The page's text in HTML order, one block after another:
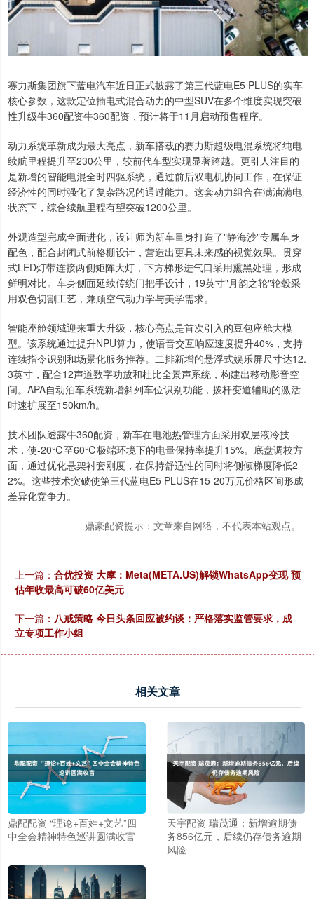
赛力斯集团旗下蓝电汽车近日正式披露了第三代蓝电E5 PLUS的实车
核心参数，这款定位插电式混合动力的中型SUV在多个维度实现突破
性升级牛360配资牛360配资，预计将于11月启动预售程序。
动力系统革新成为最大亮点，新车搭载的赛力斯超级电混系统将纯电
续航里程提升至230公里，较前代车型实现显著跨越。更引人注目的
是新增的智能电混全时四驱系统，通过前后双电机协同工作，在保证
经济性的同时强化了复杂路况的通过能力。这套动力组合在满油满电
状态下，综合续航里程有望突破1200公里。
外观造型完成全面进化，设计师为新车量身打造了"静海沙"专属车身
配色，配合封闭式前格栅设计，营造出更具未来感的视觉效果。贯穿
式LED灯带连接两侧矩阵大灯，下方梯形进气口采用熏黑处理，形成
鲜明对比。车身侧面延续传统门把手设计，19英寸"月韵之轮"轮毂采
用双色切割工艺，兼顾空气动力学与美学需求。
智能座舱领域迎来重大升级，核心亮点是首次引入的豆包座舱大模
型。该系统通过提升NPU算力，使语音交互响应速度提升40%，支持
连续指令识别和场景化服务推荐。二排新增的悬浮式娱乐屏尺寸达12.
3英寸，配合12声道数字功放和杜比全景声系统，构建出移动影音空
间。APA自动泊车系统新增斜列车位识别功能，拨杆变道辅助的激活
时速扩展至150km/h。
技术团队透露牛360配资，新车在电池热管理方面采用双层液冷技
术，使-20℃至60℃极端环境下的电量保持率提升15%。底盘调校方
面，通过优化悬架衬套刚度，在保持舒适性的同时将侧倾梯度降低2
2%。这些技术突破使第三代蓝电E5 PLUS在15-20万元价格区间形成
差异化竞争力。
鼎豪配资提示：文章来自网络，不代表本站观点。
上一篇： 合优投资 大摩：Meta(META.US)解锁WhatsApp变现 预
估年收最高可破60亿美元
下一篇： 八戒策略 今日头条回应被约谈：严格落实监管要求，成
立专项工作小组
相关文章
鼎配配资 “理论+百姓+文艺”四
中全会精神特色巡讲圆满收官
天宇配资 瑞茂通：新增逾期债
务856亿元，后续仍存债务逾期
风险